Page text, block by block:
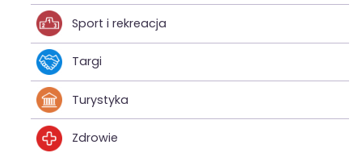
Sport i rekreacja
Targi
Turystyka
Zdrowie